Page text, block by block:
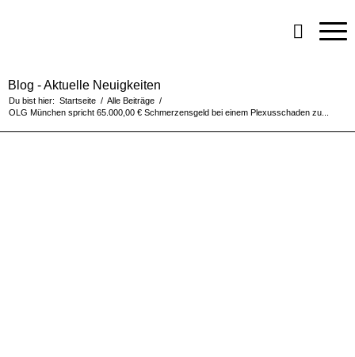
Blog - Aktuelle Neuigkeiten
Du bist hier: Startseite / Alle Beiträge /
OLG München spricht 65.000,00 € Schmerzensgeld bei einem Plexusschaden zu...